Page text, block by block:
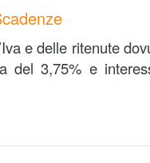
e delle ritenute
del 3,75% e